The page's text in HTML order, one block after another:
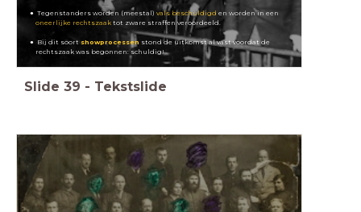
Tegenstanders worden (meestal)vals beschuldigd en worden in een
oneerlijke rechtszaaktot zware straffen veroordeeld.
Bij dit soort showprocessen stond de uitkomst al vast voordat de
rechtszaak was begonnen: schuldig!
Slide 39 - Tekstslide